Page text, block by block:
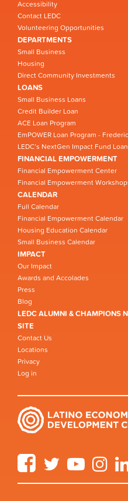
Accessibility
Contact LEDC
Volunteering Opportunities
DEPARTMENTS
Small Business
Housing
Direct Community Investments
LOANS
Small Business Loans
Credit Builder Loan
ACE Loan Program
EmPOWER Loan Program -
LEDC’s NextGen Impact Fund
FINANCIAL EMPOWERMENT
Financial Empowerment Center
Financial Empowerment
CALENDAR
Full Calendar
Financial Empowerment Calendar
Housing Education Calendar
Small Business Calendar
IMPACT
Our Impact
Awards and Accolades
Press
Blog
LEDC ALUMNI & CHAMPIONS
SITE
Contact Us
Locations
Privacy
Log in
FacebookTwitter YouTube